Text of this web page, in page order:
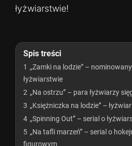
łyżwiarstwie!
Spis treści
1 „Zamki na lodzie” –
łyżwiarstwie
2 „Na ostrzu” – para łyżwiarzy
3 „Księżniczka na lodzie” –
4 „Spinning Out” – serial o
5 „Na tafli marzeń” – serial o
figurowym